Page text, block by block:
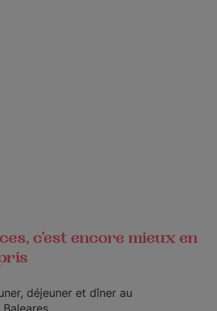
c’est encore mieux en
déjeuner et dîner au